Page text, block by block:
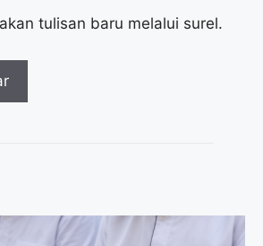
tulisan baru melalui surel.